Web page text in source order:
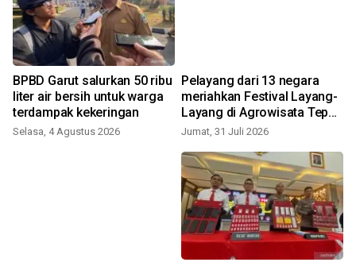
BPBD Garut salurkan 50 ribu
liter air bersih untuk warga
terdampak kekeringan
Selasa, 4 Agustus 2026
Pelayang dari 13 negara
meriahkan Festival Layang-
Layang di Agrowisata Tepas
Papandayan Garut
Jumat, 31 Juli 2026